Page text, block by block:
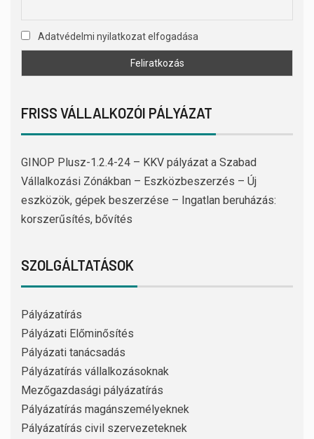
Adatvédelmi nyilatkozat elfogadása
FRISS VÁLLALKOZÓI PÁLYÁZAT
GINOP Plusz-1.2.4-24 – KKV pályázat a Szabad
Vállalkozási Zónákban – Eszközbeszerzés – Új
eszközök, gépek beszerzése – Ingatlan beruházás:
korszerűsítés, bővítés
SZOLGÁLTATÁSOK
Pályázatírás
Pályázati Előminősítés
Pályázati tanácsadás
Pályázatírás vállalkozásoknak
Mezőgazdasági pályázatírás
Pályázatírás magánszemélyeknek
Pályázatírás civil szervezeteknek